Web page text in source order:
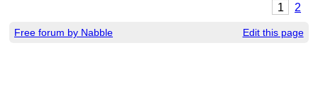
1 2
Free forum by Nabble Edit this page